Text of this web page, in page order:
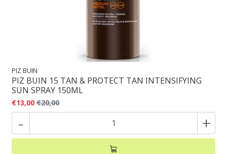
PIZ BUIN
PIZ BUIN 15 TAN & PROTECT TAN INTENSIFYING
SUN SPRAY 150ML
€13,00 €20,00
- +